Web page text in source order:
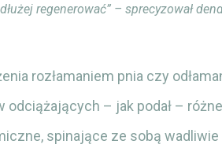
regenerować” – sprecyzował
rozłamaniem pnia czy
odciążających – jak podał –
spinające ze sobą